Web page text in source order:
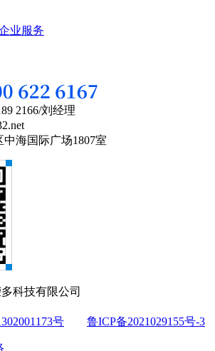
业服务
2166/刘经理
海国际广场1807室
科技有限公司
号 鲁ICP备2021029155号-3